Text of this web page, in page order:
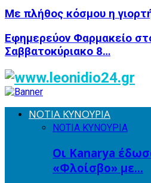
Με πλήθος κόσμου η
Εφημερεύον Φαρμακείο
Σαββατοκύριακο 8…
ΝΟΤΙΑ ΚΥΝΟΥΡΙΑ
ΝΟΤΙΑ ΚΥΝΟΥΡΙΑ
Οι Kanarya
«Φλοίσβο» με…